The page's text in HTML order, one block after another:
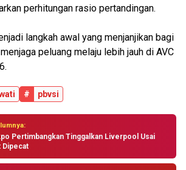
perhitungan rasio pertandingan.
langkah awal yang menjanjikan bagi
peluang melaju lebih jauh di AVC
# pbvsi
Pertimbangkan Tinggalkan Liverpool Usai
Dipecat